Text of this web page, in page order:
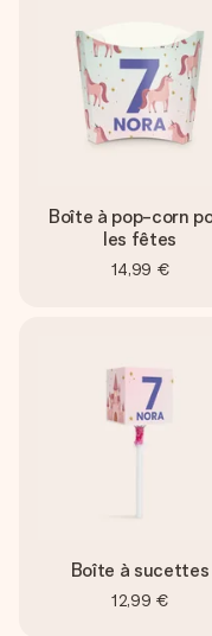
Boîte à pop-corn
les fêtes
14,99 €
Boîte à sucettes
12,99 €